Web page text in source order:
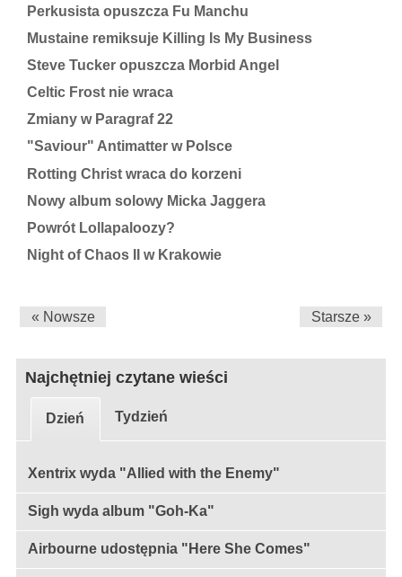
Perkusista opuszcza Fu Manchu
Mustaine remiksuje Killing Is My Business
Steve Tucker opuszcza Morbid Angel
Celtic Frost nie wraca
Zmiany w Paragraf 22
"Saviour" Antimatter w Polsce
Rotting Christ wraca do korzeni
Nowy album solowy Micka Jaggera
Powrót Lollapaloozy?
Night of Chaos II w Krakowie
« Nowsze Starsze »
Najchętniej czytane wieści
Dzień Tydzień
Xentrix wyda "Allied with the Enemy"
Sigh wyda album "Goh-Ka"
Airbourne udostępnia "Here She Comes"